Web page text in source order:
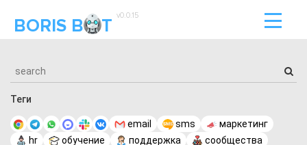
BORIS B T v0.0.15
Теги
email sms
маркетинг
hr
обучение поддержка
сообщества